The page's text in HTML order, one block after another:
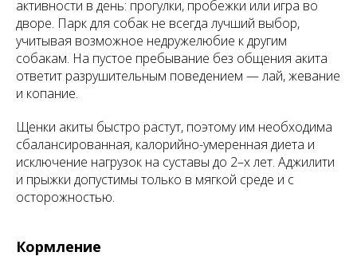
активности в день: прогулки, пробежки или игра во
дворе. Парк для собак не всегда лучший выбор,
учитывая возможное недружелюбие к другим
собакам. На пустое пребывание без общения акита
ответит разрушительным поведением — лай, жевание
и копание.
Щенки акиты быстро растут, поэтому им необходима
сбалансированная, калорийно-умеренная диета и
исключение нагрузок на суставы до 2–х лет. Аджилити
и прыжки допустимы только в мягкой среде и с
осторожностью.
Кормление